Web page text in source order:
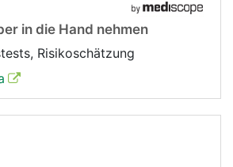
in die Hand nehmen
Risikoschätzung